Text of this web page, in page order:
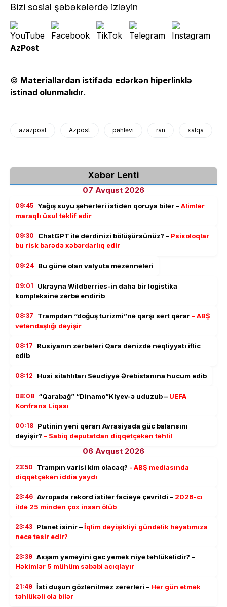
Bizi sosial şəbəkələrdə izləyin
AzPost
© Materiallardan istifadə edərkən hiperlinklə
istinad olunmalıdır.
azazpost Azpost pəhləvi ran xalqa
Xəbər Lenti
07 Avqust 2026
09:45 Yağış suyu şəhərləri istidən qoruya bilər –Alimlər
maraqlı üsul təklif edir
09:30 ChatGPT ilə dərdinizi bölüşürsünüz? – Psixoloqlar
bu risk barədə xəbərdarlıq edir
09:24 Bu günə olan valyuta məzənnələri
09:01
Ukrayna Wildberries-in daha bir logistika
kompleksinə zərbə endirib
08:37 Trampdan “doğuş turizmi”nə qarşı sərt qərar– ABŞ
vətəndaşlığı dəyişir
08:17
Rusiyanın zərbələri Qara dənizdə nəqliyyatı iflic
edib
08:12 Husi silahlıları Səudiyyə Ərəbistanına hucum edib
08:08 “Qarabağ” “Dinamo”Kiyev-ə uduzub – UEFA
Konfrans Liqası
00:18 Putinin yeni qərarı Avrasiyada güc balansını
dəyişir? – Sabiq deputatdan diqqətçəkən təhlil
06 Avqust 2026
23:50 Trampın varisi kim olacaq? - ABŞ mediasında
diqqətçəkən iddia yaydı
23:46 Avropada rekord istilər faciəyə çevrildi – 2026-cı
ildə 25 mindən çox insan ölüb
23:43 Planet isinir –İqlim dəyişikliyi gündəlik həyatımıza
necə təsir edir?
23:39 Axşam yeməyini gec yemək niyə təhlükəlidir? –
Həkimlər 5 mühüm səbəbi açıqlayır
21:49 İsti duşun gözlənilməz zərərləri – Hər gün etmək
təhlükəli ola bilər